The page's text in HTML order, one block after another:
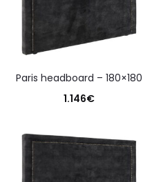
paris headboard – 180×180
1.146€